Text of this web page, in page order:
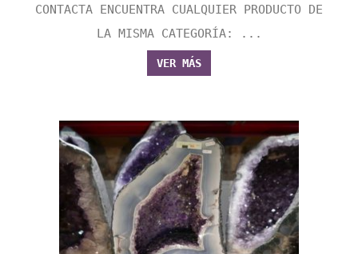
CONTACTA ENCUENTRA CUALQUIER PRODUCTO DE
LA MISMA CATEGORÍA: ...
VER MÁS